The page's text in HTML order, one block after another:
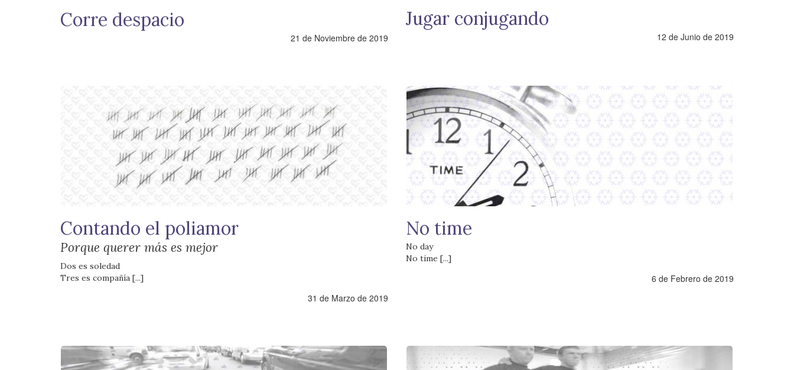
Corre despacio
21 de Noviembre de 2019
Jugar conjugando
12 de Junio de 2019
Contando el poliamor
Porque querer más es mejor
Dos es soledad
Tres es compañía [...]
31 de Marzo de 2019
No time
No day
No time [...]
6 de Febrero de 2019